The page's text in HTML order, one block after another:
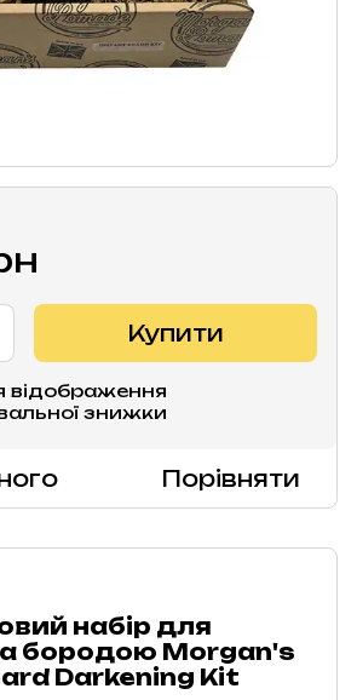
Купити
відображення
знижки
Порівняти
набір для
бородою Morgan's
Darkening Kit